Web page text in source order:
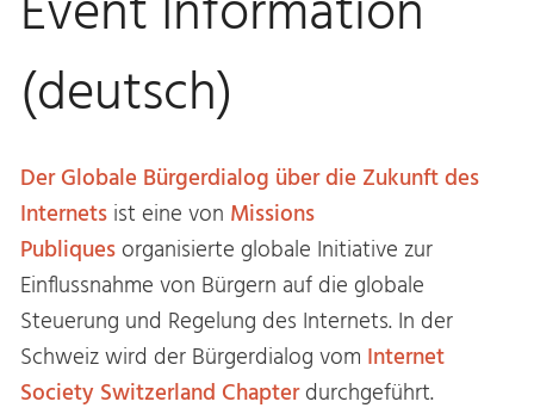
(deutsch)
Der Globale Bürgerdialog über die Zukunft des
Internets ist eine von Missions
Publiques organisierte globale Initiative zur
Einflussnahme von Bürgern auf die globale
Steuerung und Regelung des Internets. In der
Schweiz wird der Bürgerdialog vom Internet
Society Switzerland Chapterdurchgeführt.